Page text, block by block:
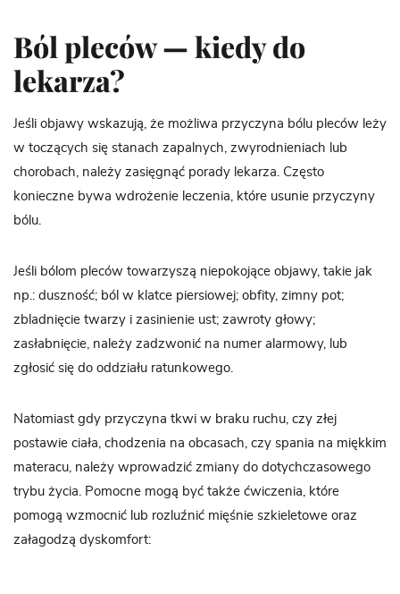
Ból pleców — kiedy do
lekarza?
Jeśli objawy wskazują, że możliwa przyczyna bólu pleców leży
w toczących się stanach zapalnych, zwyrodnieniach lub
chorobach, należy zasięgnąć porady lekarza. Często
konieczne bywa wdrożenie leczenia, które usunie przyczyny
bólu.
Jeśli bólom pleców towarzyszą niepokojące objawy, takie jak
np.: duszność; ból w klatce piersiowej; obfity, zimny pot;
zbladnięcie twarzy i zasinienie ust; zawroty głowy;
zasłabnięcie, należy zadzwonić na numer alarmowy, lub
zgłosić się do oddziału ratunkowego.
Natomiast gdy przyczyna tkwi w braku ruchu, czy złej
postawie ciała, chodzenia na obcasach, czy spania na miękkim
materacu, należy wprowadzić zmiany do dotychczasowego
trybu życia. Pomocne mogą być także ćwiczenia, które
pomogą wzmocnić lub rozluźnić mięśnie szkieletowe oraz
załagodzą dyskomfort: